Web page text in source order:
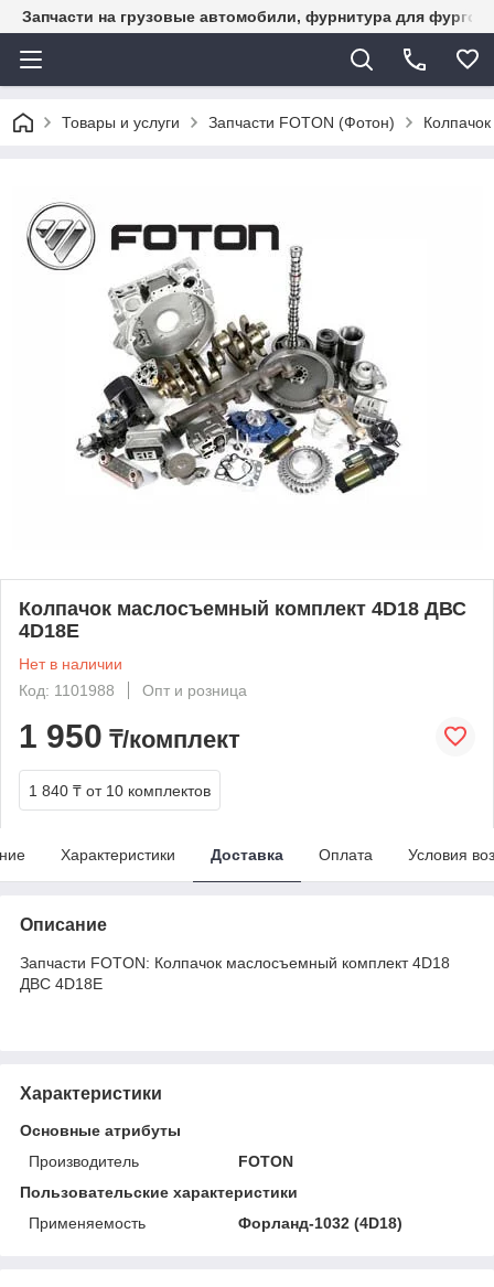
Запчасти на грузовые автомобили, фурнитура для
Товары и услуги Запчасти FOTON (Фотон)
Колпачок маслосъемный комплект 4D18 ДВС
4D18E
Нет в наличии
Код: 1101988
Опт и розница
1 950 ₸/комплект
1 840 ₸ от 10 комплектов
Характеристики Доставка Оплата Условия
Описание
Запчасти FOTON: Колпачок маслосъемный комплект 4D18
ДВС 4D18E
Характеристики
Основные атрибуты
Производитель
FOTON
Пользовательские характеристики
Применяемость
Форланд-1032 (4D18)